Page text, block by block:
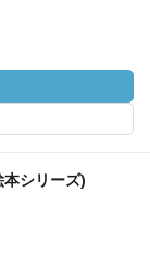
シリーズ)